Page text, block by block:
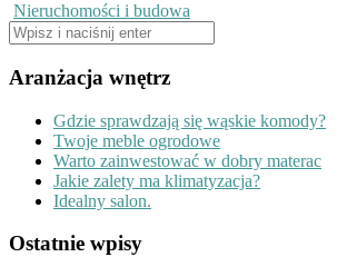
Nieruchomości i budowa
Szukaj:
Aranżacja wnętrz
Gdzie sprawdzają się wąskie komody?
Twoje meble ogrodowe
Warto zainwestować w dobry materac
Jakie zalety ma klimatyzacja?
Idealny salon.
Ostatnie wpisy